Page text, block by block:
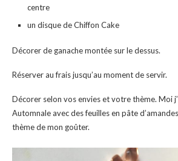
centre
un disque de Chiffon Cake
Décorer de ganache montée sur le dessus.
Réserver au frais jusqu’au moment de servir.
Décorer selon vos envies et votre thème. Moi
Automnale avec des feuilles en pâte
thème de mon goûter.